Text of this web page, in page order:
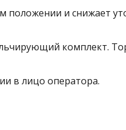
положении и снижает
комплект.
в лицо оператора.